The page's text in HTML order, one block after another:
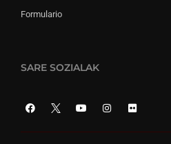
Formulario
SARE SOZIALAK